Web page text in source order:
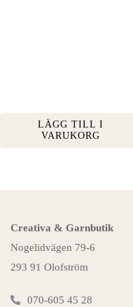
LÄGG TILL I
VARUKORG
Creativa & Garnbutik
Nogelidvägen 79-6
293 91 Olofström
070-605 45 28